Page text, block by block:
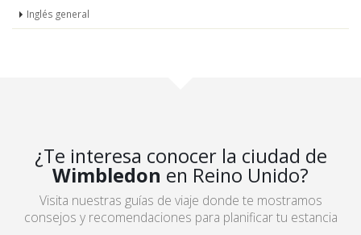
Inglés general
¿Te interesa conocer la ciudad de
Wimbledon en Reino Unido?
Visita nuestras guías de viaje donde te mostramos
consejos y recomendaciones para planificar tu estancia